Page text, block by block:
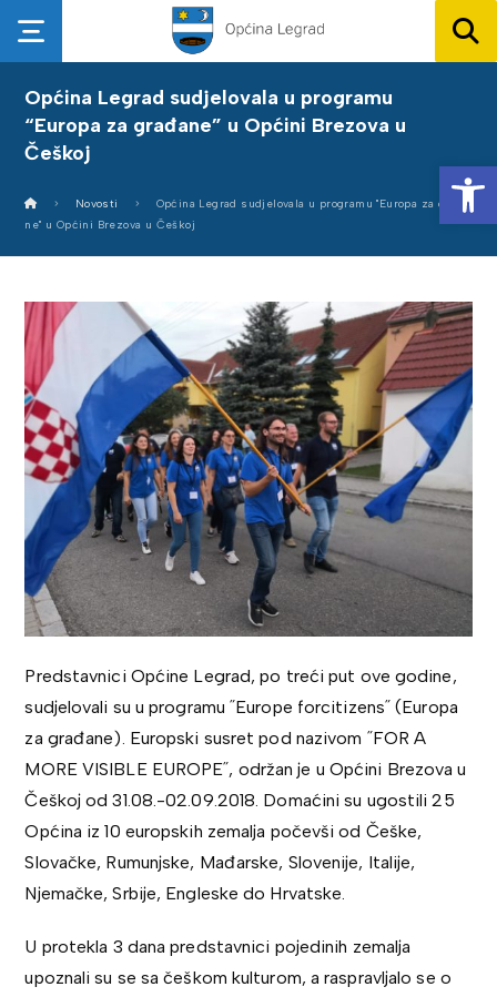
Općina Legrad sudjelovala u programu
“Europa za građane” u Općini Brezova u
Češkoj
Novosti
Općina Legrad sudjelovala u programu "Europa za građa
ne" u Općini Brezova u Češkoj
Predstavnici Općine Legrad, po treći put ove godine,
sudjelovali su u programu ˝Europe forcitizens˝ (Europa
za građane). Europski susret pod nazivom ˝FOR A
MORE VISIBLE EUROPE˝, održan je u Općini Brezova u
Češkoj od 31.08.-02.09.2018. Domaćini su ugostili 25
Općina iz 10 europskih zemalja počevši od Češke,
Slovačke, Rumunjske, Mađarske, Slovenije, Italije,
Njemačke, Srbije, Engleske do Hrvatske.
U protekla 3 dana predstavnici pojedinih zemalja
upoznali su se sa češkom kulturom, a raspravljalo se o